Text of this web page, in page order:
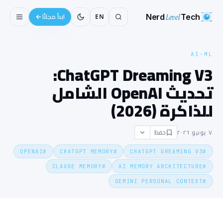
NerdLevelTech
EN ابدأ مجانًا
AI-ML
ChatGPT Dreaming V3:
تحديث OpenAI الشامل
للذاكرة (2026)
٧ يونيو ٢٠٢٦ حفظ
#
CHATGPT DREAMING V3
#
CHATGPT MEMORY
#
OPENAI
#
AI MEMORY ARCHITECTURE
#
CLAUDE MEMORY
#
GEMINI PERSONAL CONTEXT